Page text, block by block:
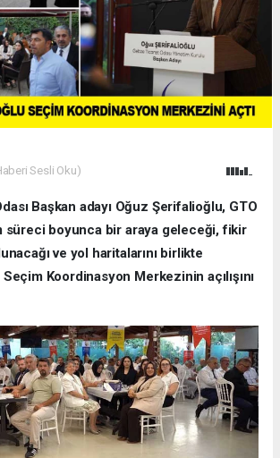
Sesli Oku)
Başkan adayı Oğuz Şerifalioğlu, GTO
süreci boyunca bir araya geleceği, fikir
ve yol haritalarını birlikte
Koordinasyon Merkezinin açılışını